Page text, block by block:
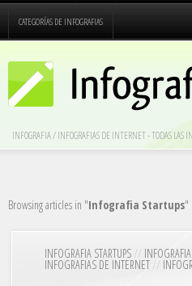
INFOGRAFIA / INFOGRAFIAS DE INTERNET - TODAS LAS
CATEGORÍAS DE INFOGRAFIAS
Browsing articles in "Infografia Startups"
INFOGRAFIA STARTUPS //
INFOGRAFIAS DE INTERNET //